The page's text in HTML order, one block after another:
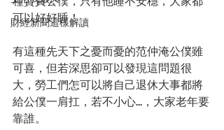
財經新聞這樣解讀
可以好好睡！
有這種先天下之憂而憂的范仲淹公僕雖
可喜，但若深思卻可以發現這問題很
大，勞工們怎可以將自己退休大事都將
給公僕一肩扛，若不小心…，大家老年要
靠誰。